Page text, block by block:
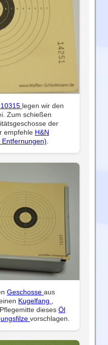
legen wir den
Zum schießen
der
empfehle H&N
Geschosse aus
Kugelfang ,
dieses Öl
vorschlagen.